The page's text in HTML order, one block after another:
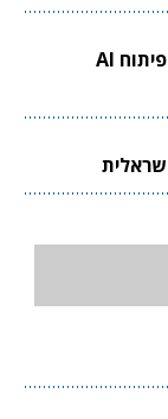
Limitless Labs גייסה 20 מיליון דולר לפיתוח AI